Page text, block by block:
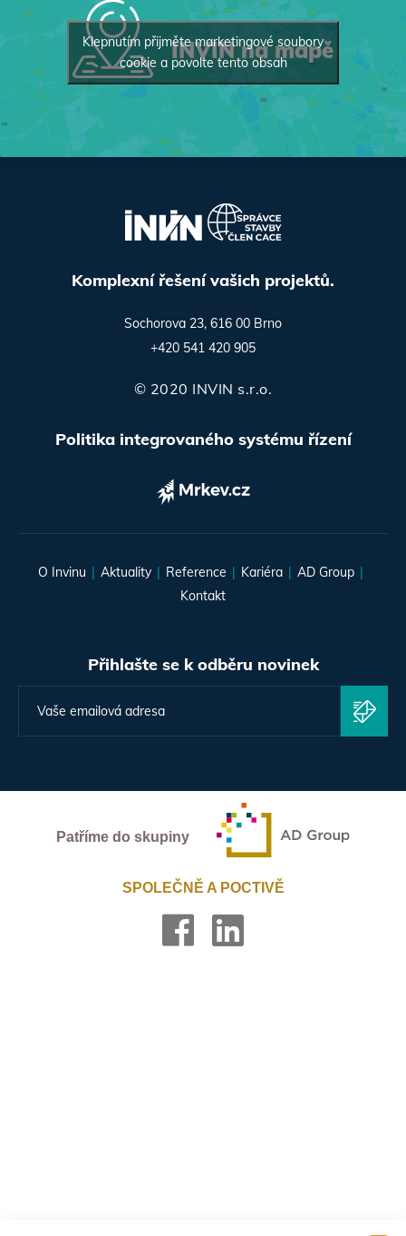
INVIN na mapě
Klepnutím přijměte marketingové soubory
cookie a povolte tento obsah
Komplexní řešení vašich projektů.
Sochorova 23, 616 00 Brno
+420 541 420 905
© 2020 INVIN s.r.o.
Politika integrovaného systému řízení
O Invinu Aktuality Reference Kariéra
AD Group
Kontakt
Přihlašte se k odběru novinek
Patříme do skupiny
SPOLEČNĚ A POCTIVĚ